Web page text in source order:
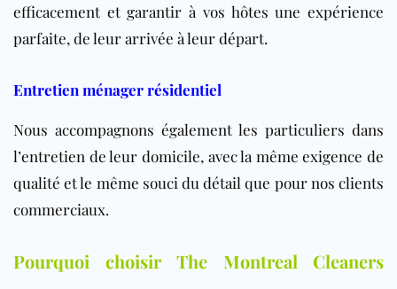
efficacement et garantir à vos hôtes une expérience
parfaite, de leur arrivée à leur départ.
Entretien ménager résidentiel
Nous accompagnons également les particuliers dans
l’entretien de leur domicile, avec la même exigence de
qualité et le même souci du détail que pour nos clients
commerciaux.
Pourquoi choisir The Montreal Cleaners